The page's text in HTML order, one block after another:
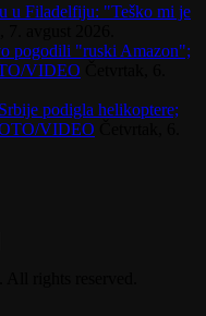
u Filadelfiju: "Teško mi je
pogodili "ruski Amazon";
VIDEO
podigla helikoptere;
VIDEO